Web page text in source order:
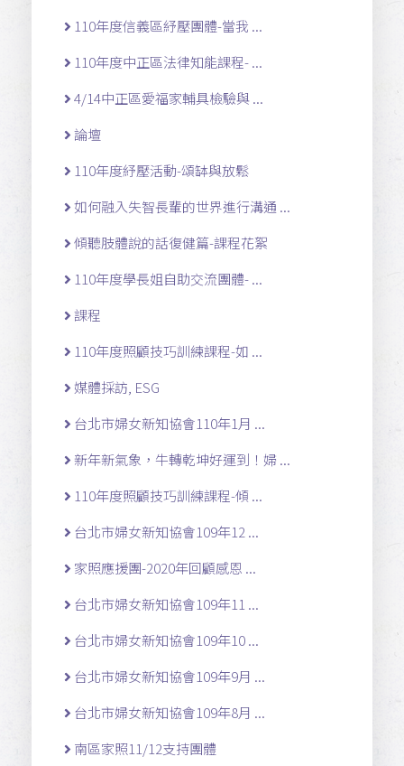
110年度信義區紓壓團體-當我 ...
110年度中正區法律知能課程- ...
4/14中正區愛福家輔具檢驗與 ...
論壇
110年度紓壓活動-頌缽與放鬆
如何融入失智長輩的世界進行溝通 ...
傾聽肢體說的話復健篇-課程花絮
110年度學長姐自助交流團體- ...
課程
110年度照顧技巧訓練課程-如 ...
媒體採訪, ESG
台北市婦女新知協會110年1月 ...
新年新氣象，牛轉乾坤好運到！婦 ...
110年度照顧技巧訓練課程-傾 ...
台北市婦女新知協會109年12 ...
家照應援團-2020年回顧感恩 ...
台北市婦女新知協會109年11 ...
台北市婦女新知協會109年10 ...
台北市婦女新知協會109年9月 ...
台北市婦女新知協會109年8月 ...
南區家照11/12支持團體